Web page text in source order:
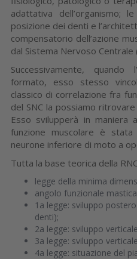
adattativa dell’organismo;
posizione dei denti e
compensatorio dell’azione
dal Sistema Nervoso Centrale
Successivamente,
formato, esso stesso
classico di correlazione fra
del SNC la possiamo
Esso svilupperà in
funzione muscolare è
neurone inferiore di moto a
Tutta la base teorica della
legge della minima
angolo funzionale
1a legge: sviluppo
denti);
2a legge: sviluppo
3a legge: sviluppo
4a legge: situazione del